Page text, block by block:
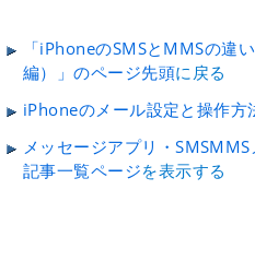
「iPhoneのSMSとMMSの違
編）」のページ先頭に戻る
iPhoneのメール設定と操作方
メッセージアプリ・
記事一覧ページを表示する